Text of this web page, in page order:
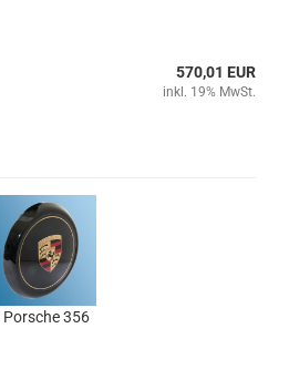
570,01 EUR
inkl. 19% MwSt.
356